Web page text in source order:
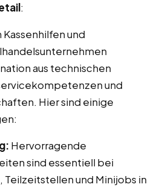
:
und
aus technischen
und
Hier sind einige
Hervorragende
sind essentiell bei
und Minijobs in